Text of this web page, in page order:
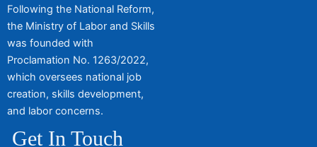
Following the National Reform,
the Ministry of Labor and Skills
was founded with
Proclamation No. 1263/2022,
which oversees national job
creation, skills development,
and labor concerns.
Get In Touch